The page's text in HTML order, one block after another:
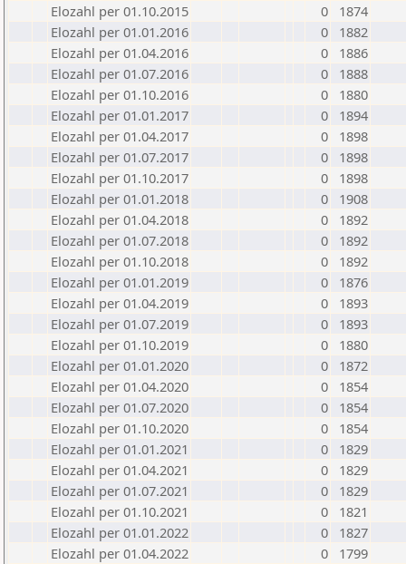
Elozahl per 01.10.2015
0
1874
Elozahl per 01.01.2016
0
1882
Elozahl per 01.04.2016
0
1886
Elozahl per 01.07.2016
0
1888
Elozahl per 01.10.2016
0
1880
Elozahl per 01.01.2017
0
1894
Elozahl per 01.04.2017
0
1898
Elozahl per 01.07.2017
0
1898
Elozahl per 01.10.2017
0
1898
Elozahl per 01.01.2018
0
1908
Elozahl per 01.04.2018
0
1892
Elozahl per 01.07.2018
0
1892
Elozahl per 01.10.2018
0
1892
Elozahl per 01.01.2019
0
1876
Elozahl per 01.04.2019
0
1893
Elozahl per 01.07.2019
0
1893
Elozahl per 01.10.2019
0
1880
Elozahl per 01.01.2020
0
1872
Elozahl per 01.04.2020
0
1854
Elozahl per 01.07.2020
0
1854
Elozahl per 01.10.2020
0
1854
Elozahl per 01.01.2021
0
1829
Elozahl per 01.04.2021
0
1829
Elozahl per 01.07.2021
0
1829
Elozahl per 01.10.2021
0
1821
Elozahl per 01.01.2022
0
1827
Elozahl per 01.04.2022
0
1799